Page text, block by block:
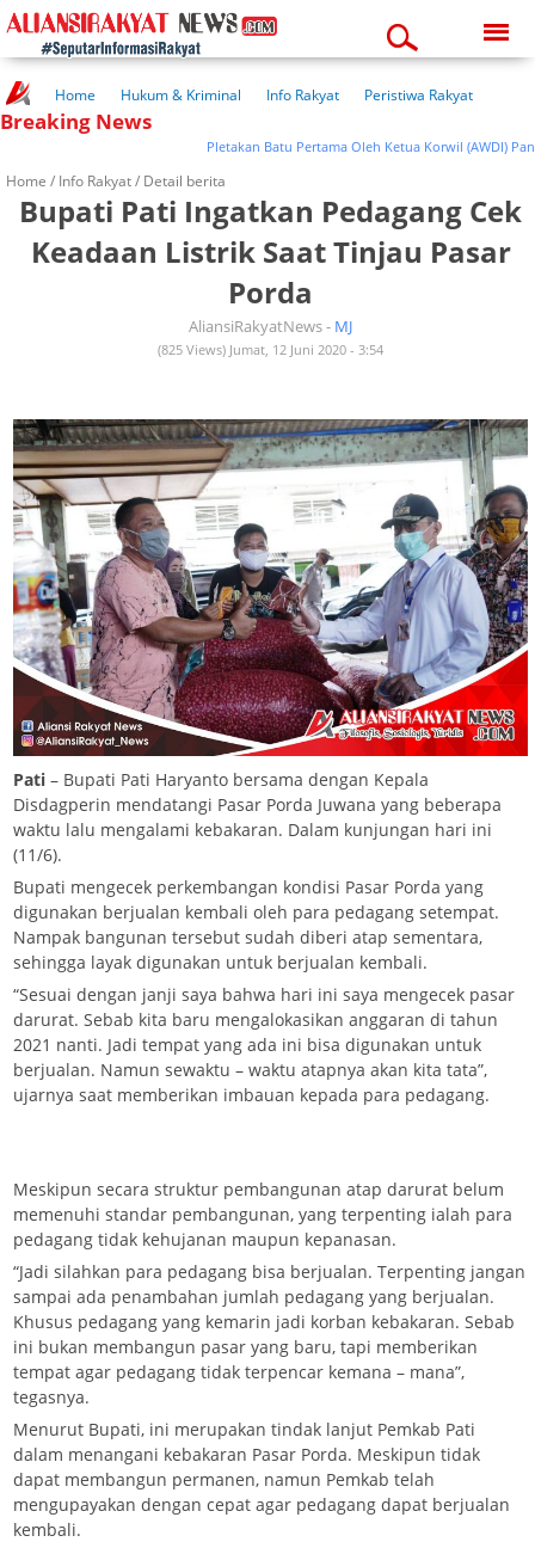
08:07:56 pm
Home Hukum & Kriminal Info Rakyat
Peristiwa Rakyat
Kuliner Rakyat
Wisata Rakyat
Breaking News
Pletakan Batu Pertama Oleh Ketua Korwil (AWDI)
Home / Info Rakyat/ Detail berita
Bupati Pati Ingatkan Pedagang Cek
Keadaan Listrik Saat Tinjau Pasar
Porda
AliansiRakyatNews - MJ
(825 Views) Jumat, 12 Juni 2020 - 3:54
Pati – Bupati Pati Haryanto bersama dengan Kepala
Disdagperin mendatangi Pasar Porda Juwana yang beberapa
waktu lalu mengalami kebakaran. Dalam kunjungan hari ini
(11/6).
Bupati mengecek perkembangan kondisi Pasar Porda yang
digunakan berjualan kembali oleh para pedagang setempat.
Nampak bangunan tersebut sudah diberi atap sementara,
sehingga layak digunakan untuk berjualan kembali.
“Sesuai dengan janji saya bahwa hari ini saya mengecek pasar
darurat. Sebab kita baru mengalokasikan anggaran di tahun
2021 nanti. Jadi tempat yang ada ini bisa digunakan untuk
berjualan. Namun sewaktu – waktu atapnya akan kita tata”,
ujarnya saat memberikan imbauan kepada para pedagang.
Meskipun secara struktur pembangunan atap darurat belum
memenuhi standar pembangunan, yang terpenting ialah para
pedagang tidak kehujanan maupun kepanasan.
“Jadi silahkan para pedagang bisa berjualan. Terpenting jangan
sampai ada penambahan jumlah pedagang yang berjualan.
Khusus pedagang yang kemarin jadi korban kebakaran. Sebab
ini bukan membangun pasar yang baru, tapi memberikan
tempat agar pedagang tidak terpencar kemana – mana”,
tegasnya.
Menurut Bupati, ini merupakan tindak lanjut Pemkab Pati
dalam menangani kebakaran Pasar Porda. Meskipun tidak
dapat membangun permanen, namun Pemkab telah
mengupayakan dengan cepat agar pedagang dapat berjualan
kembali.